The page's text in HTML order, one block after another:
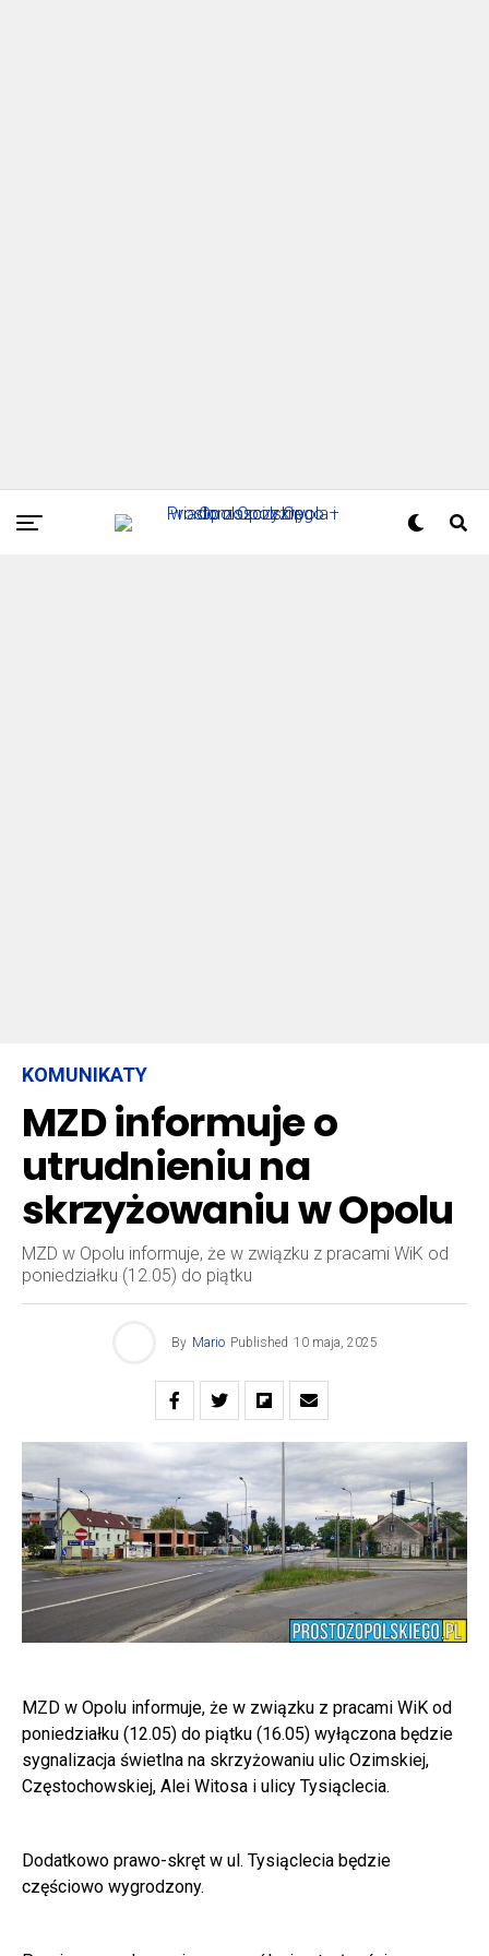
KOMUNIKATY
MZD informuje o
utrudnieniu na
skrzyżowaniu w Opolu
MZD w Opolu informuje, że w związku z pracami WiK od
poniedziałku (12.05) do piątku
By Mario Published 10 maja, 2025
MZD w Opolu informuje, że w związku z pracami WiK od
poniedziałku (12.05) do piątku (16.05) wyłączona będzie
sygnalizacja świetlna na skrzyżowaniu ulic Ozimskiej,
Częstochowskiej, Alei Witosa i ulicy Tysiąclecia.
Dodatkowo prawo-skręt w ul. Tysiąclecia będzie
częściowo wygrodzony.